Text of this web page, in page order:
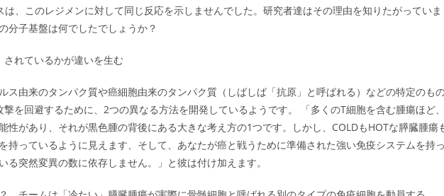
は、このレジメンに対して同じ反応を示しませんでした。研究者達はその理由を知りたがっていま
分子基盤は何でしたでしょうか？
れているかが違いを生む
ス由来のタンパク質や癌細胞由来のタンパク質（しばしば「抗原」と呼ばれる）などの特定のも
を回避するために、2つの異なる方法を開発しているようです。 「多くのT細胞を含む腫瘍ほど、
性があり、それが黒色腫の背後にある大きな考え方の1つです。しかし、COLDもHOTな膵臓腫瘍
持っているように見えます、そして、あなたが癌と戦うために準備された強い免疫システムを持っ
る突然変異の数に依存しません。」と彼は付け加えます。